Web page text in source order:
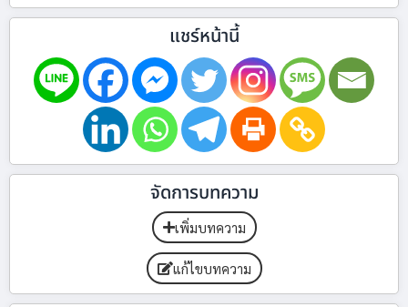
แชร์หน้านี้
จัดการบทความ
เพิ่มบทความ
แก้ไขบทความ